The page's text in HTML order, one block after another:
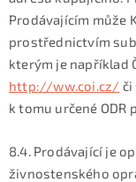
Prodávajícím může
prostřednictvím
kterým je například
http://ww.coi.cz/ či
k tomu určené ODR
8.4. Prodávající je
živnostenského